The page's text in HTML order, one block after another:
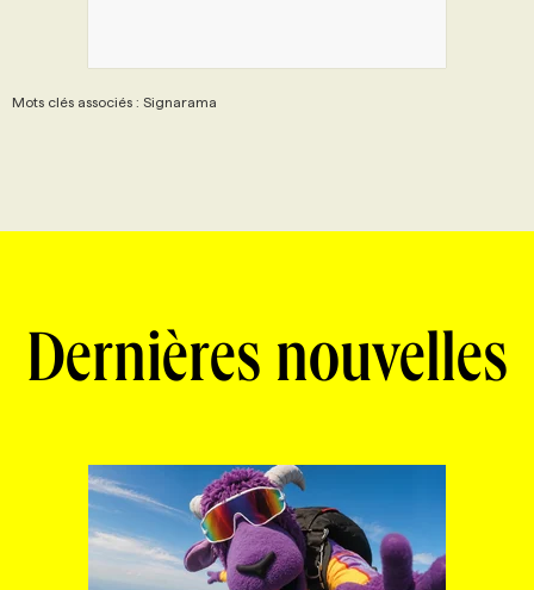
Mots clés associés : Signarama
Dernières nouvelles